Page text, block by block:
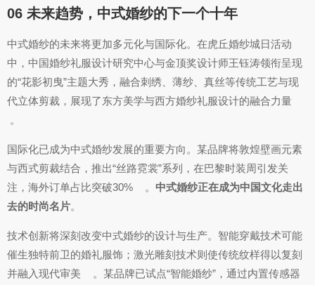
06 未来趋势，中式婚纱的下一个十年
中式婚纱的未来将更加多元化与国际化。在虎丘婚纱城日活动
中，中国婚纱礼服设计研究中心与金顶奖设计师王钰涛领衔呈现
的“花影初曳”主题大秀，融合刺绣、薄纱、真丝等传统工艺与现
代立体剪裁，展现了东方美学与西方婚纱礼服设计的融合力量
。
国际化已成为中式婚纱发展的重要方向。某品牌将敦煌壁画元素
与西式剪裁结合，推出“丝路霓裳”系列，在巴黎时装周引发关
注，海外订单占比突破30%
。中式婚纱正在成为中国文化走出
去的时尚名片。
技术创新将深刻改变中式婚纱的设计与生产。智能穿戴技术可能
催生独特前卫的婚礼服饰；激光雕刻技术则使传统纹样得以复刻
并融入现代审美
。某品牌已试点“智能婚纱”，通过内置传感器